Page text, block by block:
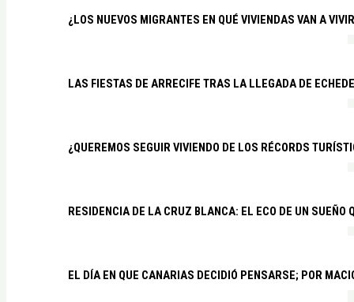
¿LOS NUEVOS MIGRANTES EN QUÉ VIVIENDAS VAN A
LAS FIESTAS DE ARRECIFE TRAS LA LLEGADA DE
¿QUEREMOS SEGUIR VIVIENDO DE LOS RÉCORDS
RESIDENCIA DE LA CRUZ BLANCA: EL ECO DE UN SUEÑO
EL DÍA EN QUE CANARIAS DECIDIÓ PENSARSE; POR